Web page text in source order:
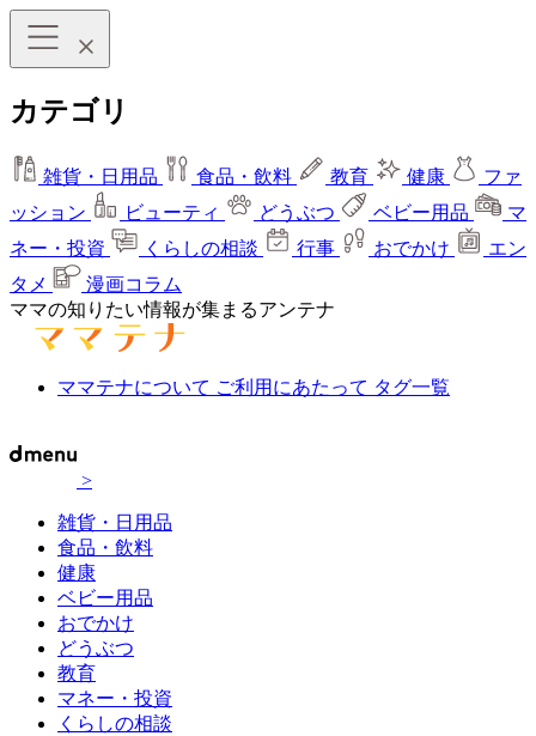
カテゴリ
雑貨・日用品 食品・飲料 教育 健康
ファ
ッション
ビューティ どうぶつ ベビー用品
マ
ネー・投資
くらしの相談 行事 おでかけ
エン
タメ
漫画コラム
ママの知りたい情報が集まるアンテナ
ママテナについて ご利用にあたって タグ一覧
>
雑貨・日用品
食品・飲料
健康
ベビー用品
おでかけ
どうぶつ
教育
マネー・投資
くらしの相談